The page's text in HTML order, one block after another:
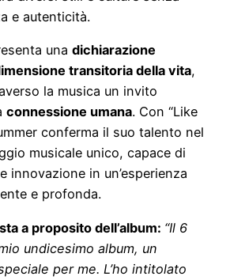
e autenticità.
una dichiarazione
transitoria della vita,
la musica un invito
connessione umana. Con “Like
conferma il suo talento nel
musicale unico, capace di
innovazione in un’esperienza
e profonda.
a proposito dell’album: “Il 6
undicesimo album, un
per me. L’ho intitolato